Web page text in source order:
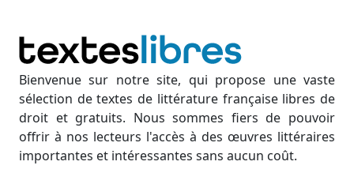
Bienvenue sur notre site, qui propose une vaste
sélection de textes de littérature française libres de
droit et gratuits. Nous sommes fiers de pouvoir
offrir à nos lecteurs l'accès à des œuvres littéraires
importantes et intéressantes sans aucun coût.